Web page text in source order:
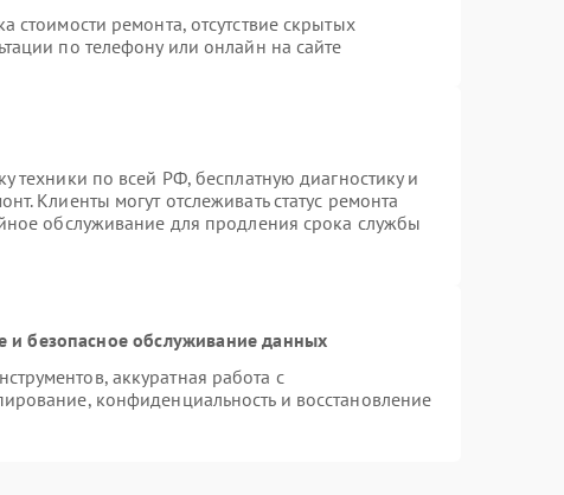
стоимости ремонта, отсутствие скрытых
по телефону или онлайн на сайте
техники по всей РФ, бесплатную диагностику и
Клиенты могут отслеживать статус ремонта
обслуживание для продления срока службы
безопасное обслуживание данных
аккуратная работа с
конфиденциальность и восстановление